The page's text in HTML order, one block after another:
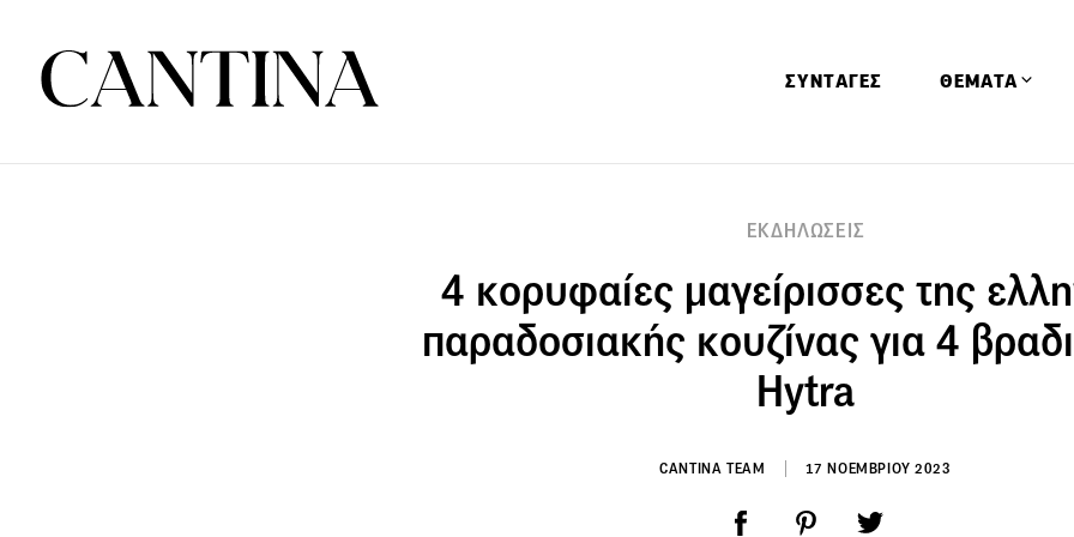
ΣΥΝΤΑΓΕΣ ΘΕΜΑΤΑ
Ειδήσεις
Έρευνες
ΕΚΔΗΛΩΣΕΙΣ
4 κορυφαίες μαγείρισσες της
παραδοσιακής κουζίνας για 4
Hytra
CANTINA TEAM 17 ΝΟΕΜΒΡΙΟΥ 2023